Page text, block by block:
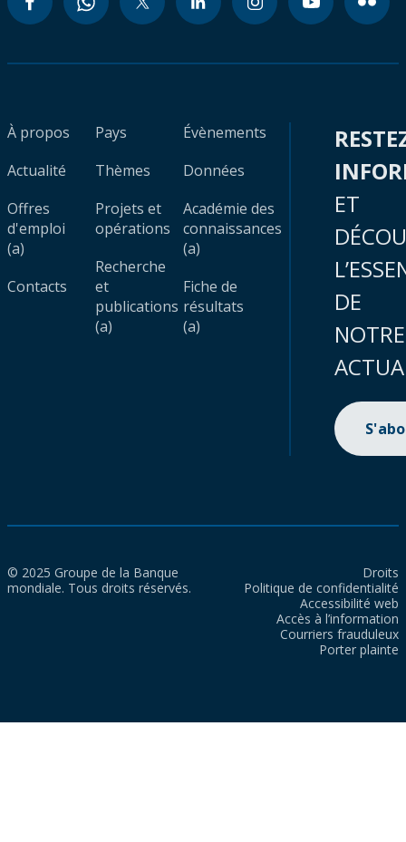
À propos
Actualité
Offres
d'emploi
(a)
Contacts
Pays
Thèmes
Projets et
opérations
Recherche
et
publications
(a)
Évènements
Données
Académie des
connaissances
(a)
Fiche de
résultats
(a)
ET
DE
NOTRE
© 2025 Groupe de la Banque
mondiale. Tous droits réservés.
Droits
Politique de confidentialité
Accessibilité web
Accès à l’information
Courriers frauduleux
Porter plainte